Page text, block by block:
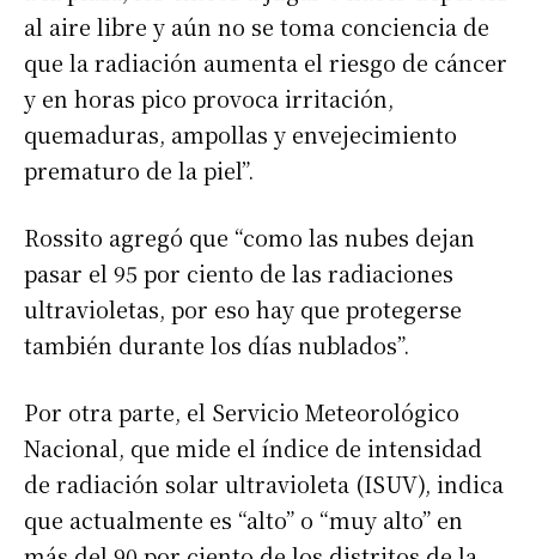
al aire libre y aún no se toma conciencia de
que la radiación aumenta el riesgo de cáncer
y en horas pico provoca irritación,
quemaduras, ampollas y envejecimiento
prematuro de la piel”.
Rossito agregó que “como las nubes dejan
pasar el 95 por ciento de las radiaciones
ultravioletas, por eso hay que protegerse
también durante los días nublados”.
Por otra parte, el Servicio Meteorológico
Nacional, que mide el índice de intensidad
de radiación solar ultravioleta (ISUV), indica
que actualmente es “alto” o “muy alto” en